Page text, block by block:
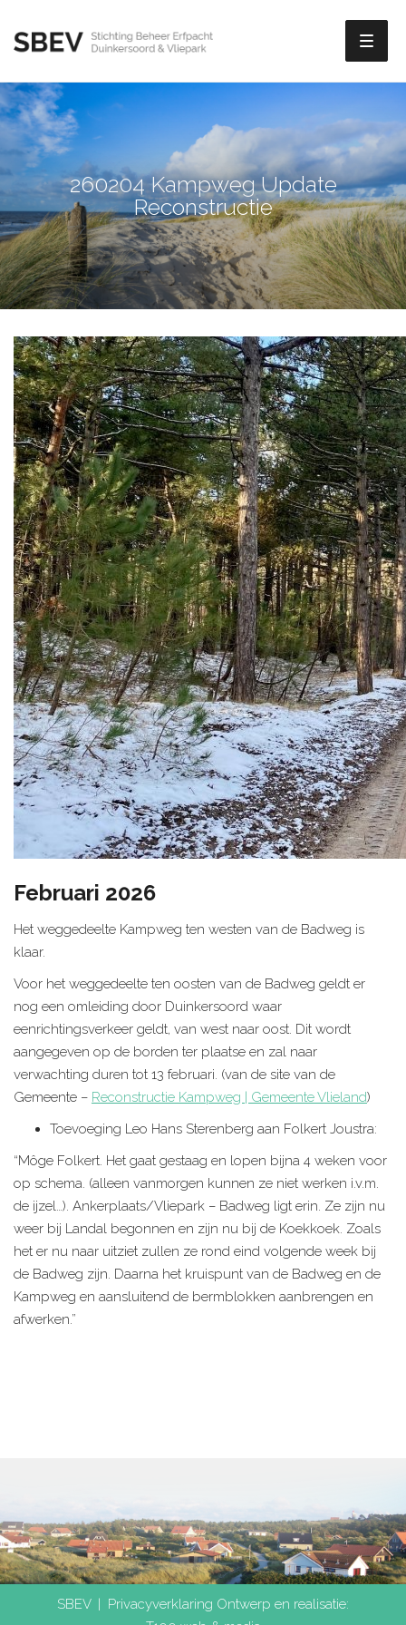
260204 Kampweg Update
Reconstructie
Februari 2026
Het weggedeelte Kampweg ten westen van de Badweg is
klaar.
Voor het weggedeelte ten oosten van de Badweg geldt er
nog een omleiding door Duinkersoord waar
eenrichtingsverkeer geldt, van west naar oost. Dit wordt
aangegeven op de borden ter plaatse en zal naar
verwachting duren tot 13 februari. (van de site van de
Gemeente – Reconstructie Kampweg | Gemeente Vlieland)
Toevoeging Leo Hans Sterenberg aan Folkert Joustra:
“Môge Folkert. Het gaat gestaag en lopen bijna 4 weken voor
op schema. (alleen vanmorgen kunnen ze niet werken i.v.m.
de ijzel…). Ankerplaats/Vliepark – Badweg ligt erin. Ze zijn nu
weer bij Landal begonnen en zijn nu bij de Koekkoek. Zoals
het er nu naar uitziet zullen ze rond eind volgende week bij
de Badweg zijn. Daarna het kruispunt van de Badweg en de
Kampweg en aansluitend de bermblokken aanbrengen en
afwerken.”
SBEV | Privacyverklaring Ontwerp en realisatie: